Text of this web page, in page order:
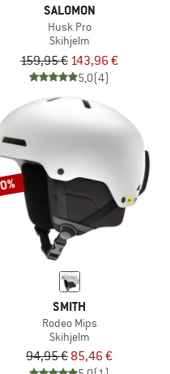
SALOMON
Husk Pro
Skihjelm
159,95 € 143,96 €
5,0(4)
SMITH
Rodeo Mips
Skihjelm
94,95 € 85,46 €